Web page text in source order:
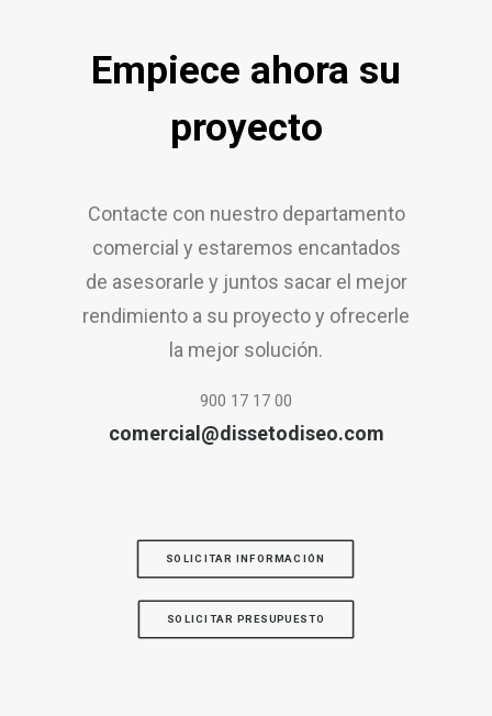
Empiece ahora su
proyecto
Contacte con nuestro departamento
comercial y estaremos encantados
de asesorarle y juntos sacar el mejor
rendimiento a su proyecto y ofrecerle
la mejor solución.
900 17 17 00
comercial@dissetodiseo.com
SOLICITAR INFORMACIÓN
SOLICITAR PRESUPUESTO